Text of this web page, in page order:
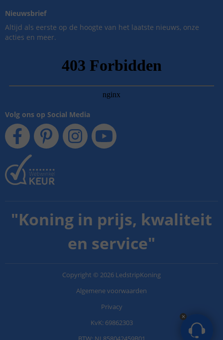
Nieuwsbrief
Altijd als eerste op de hoogte van het laatste nieuws, onze
acties en meer.
Volg ons op Social Media
"Koning in prijs, kwaliteit
en service"
Copyright © 2026 LedstripKoning
Algemene voorwaarden
Privacy
KvK: 69862303